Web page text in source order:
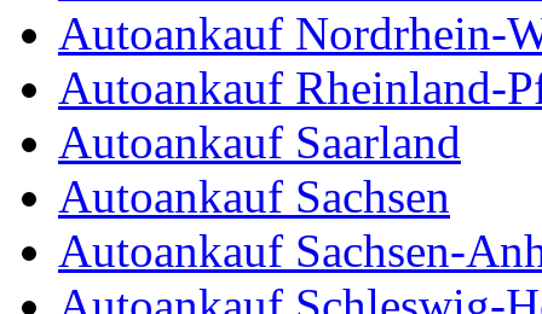
Autoankauf Nordrhein-
Autoankauf Rheinland-
Autoankauf Saarland
Autoankauf Sachsen
Autoankauf Sachsen-